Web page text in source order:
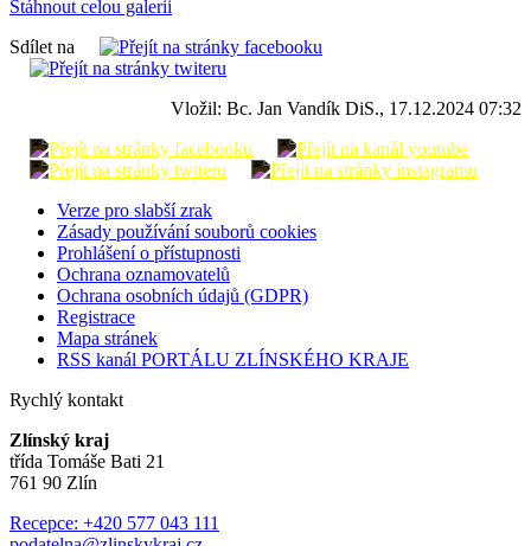
Stáhnout celou galerii
Sdílet na
Vložil: Bc. Jan Vandík DiS., 17.12.2024 07:32
Verze pro slabší zrak
Zásady používání souborů cookies
Prohlášení o přístupnosti
Ochrana oznamovatelů
Ochrana osobních údajů (GDPR)
Registrace
Mapa stránek
RSS kanál PORTÁLU ZLÍNSKÉHO KRAJE
Rychlý kontakt
Zlínský kraj
třída Tomáše Bati 21
761 90 Zlín
Recepce: +420 577 043 111